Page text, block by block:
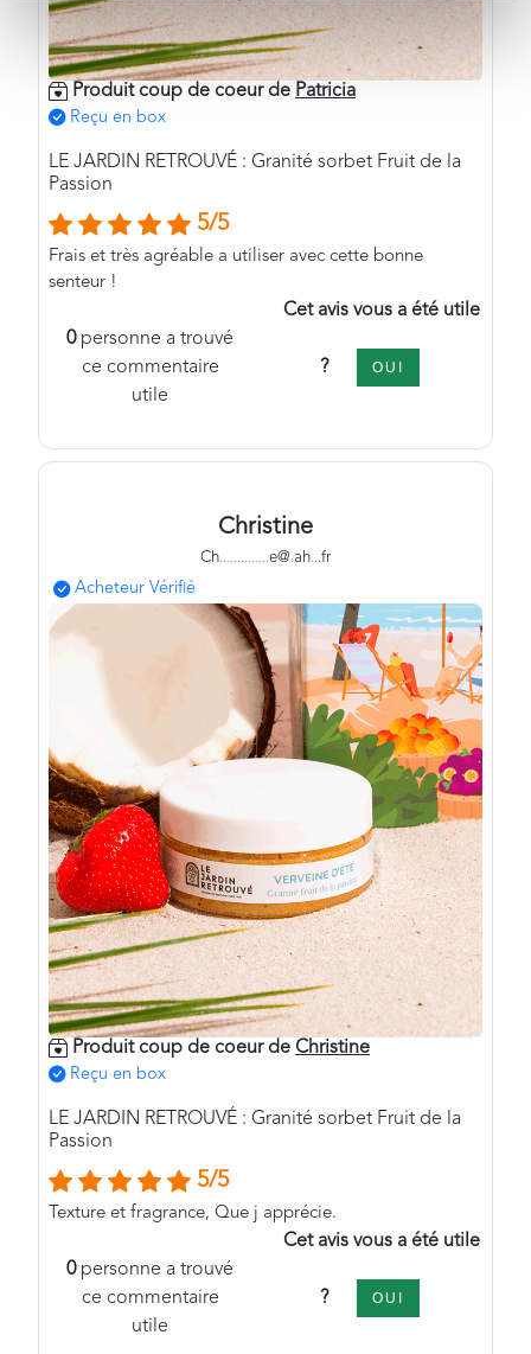
Produit coup de coeur de Patricia
Reçu en box
LE JARDIN RETROUVÉ : Granité sorbet Fruit de la
Passion
5/5
Frais et très agréable a utiliser avec cette bonne
senteur !
0personne a trouvé
ce commentaire
utile
Cet avis vous a été utile
? OUI
Christine
Ch..............e@.ah...fr
Acheteur Vérifié
Produit coup de coeur de Christine
Reçu en box
LE JARDIN RETROUVÉ : Granité sorbet Fruit de la
Passion
5/5
Texture et fragrance, Que j apprécie.
0personne a trouvé
ce commentaire
utile
Cet avis vous a été utile
? OUI